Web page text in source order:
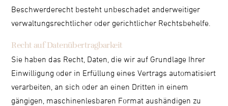
Beschwerderecht besteht unbeschadet anderweitiger
verwaltungsrechtlicher oder gerichtlicher Rechtsbehelfe.
Recht auf Daten­übertrag­barkeit
Sie haben das Recht, Daten, die wir auf Grundlage Ihrer
Einwilligung oder in Erfüllung eines Vertrags automatisiert
verarbeiten, an sich oder an einen Dritten in einem
gängigen, maschinenlesbaren Format aushändigen zu